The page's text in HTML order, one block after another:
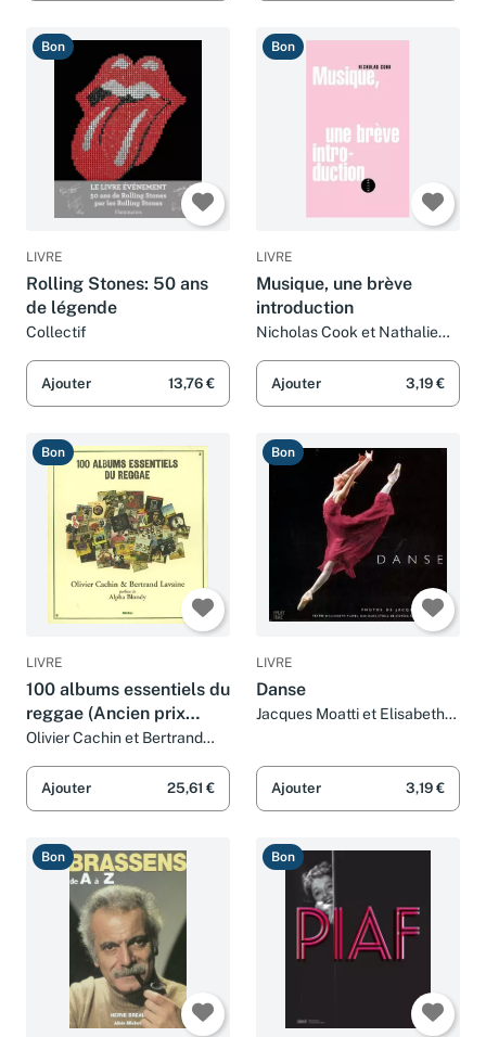
Bon
LIVRE
Rolling Stones: 50 ans
de légende
Collectif
Ajouter 13,76 €
Bon
LIVRE
Musique, une brève
introduction
Nicholas Cook et Nathalie
Ajouter 3,19 €
Bon
LIVRE
100 albums essentiels du
reggae (Ancien prix
Editeur : 38 Euros)
Olivier Cachin et Bertrand
Ajouter 25,61 €
Bon
LIVRE
Danse
Jacques Moatti et Elisabeth
Ajouter 3,19 €
Bon Bon